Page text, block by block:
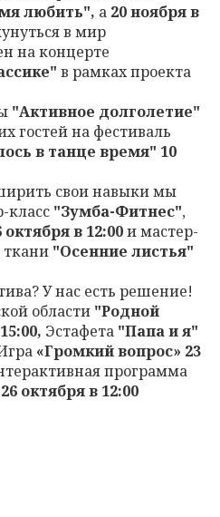
любить", а 20ноября в
в мир
на концерте
в рамках проекта
"Активное долголетие"
гостей на фестиваль
в танце время" 10
свои навыки мы
класс "Зумба-Фитнес",
октября в 12:00и мастер-
ткани "Осенние листья"
У нас есть решение!
области "Родной
Эстафета "Папа и я"
«Громкий вопрос» 23
программа
октября в 12:00